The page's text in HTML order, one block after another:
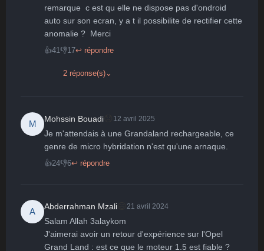
😮 😞 😠
Enervé
😨
Effrayé
remarque  c est qu elle ne dispose pas d'ondroid
auto sur son ecran, y a t il possibilite de rectifier cette
anomalie ?  Merci
👍41👎17↩ répondre
2 réponse(s) ⌄
M
Mohssin Bouadi 12 avril 2025
Je m'attendais à une Grandaland rechargeable, ce
genre de micro hybridation n'est qu'une arnaque.
👍24👎6↩ répondre
A
Abderrahman Mzali 21 avril 2024
Salam Allah 3alaykom
J'aimerai avoir un retour d'expérience sur l'Opel
Grand Land : est ce que le moteur 1.5 est fiable ?